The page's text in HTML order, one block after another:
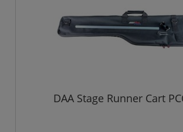
DAA Stage Runner Cart